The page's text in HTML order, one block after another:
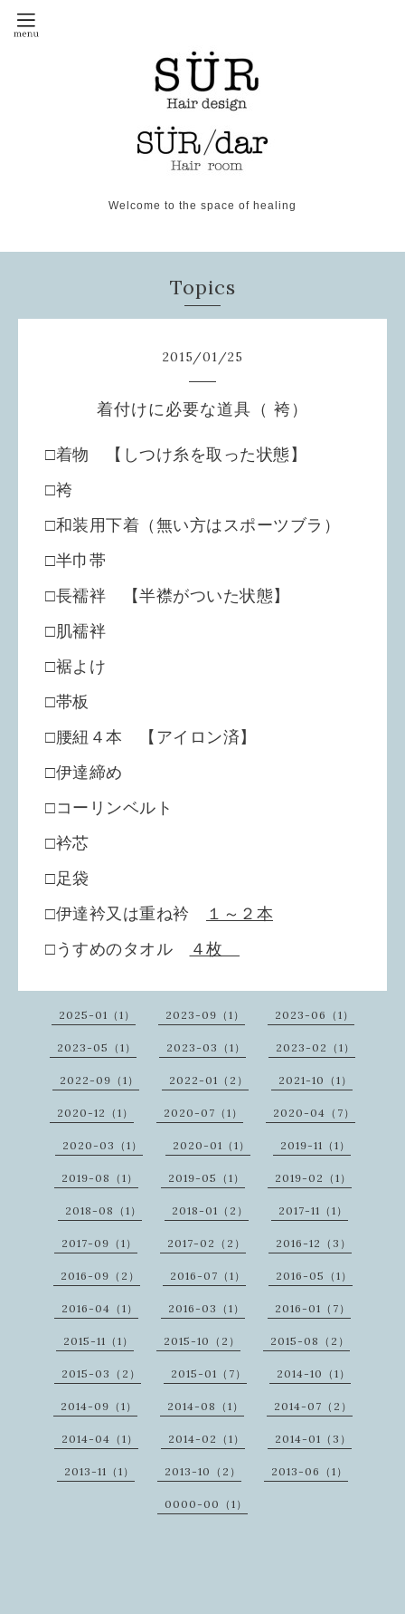
Welcome to the space of healing
Topics
2015/01/25
着付けに必要な道具（ 袴）
□着物 【しつけ糸を取った状態】
□袴
□和装用下着（無い方はスポーツブラ）
□半巾帯
□長襦袢 【半襟がついた状態】
□肌襦袢
□裾よけ
□帯板
□腰紐４本 【アイロン済】
□伊達締め
□コーリンベルト
□衿芯
□足袋
□伊達衿又は重ね衿
１～２本
□うすめのタオル
４枚
2025-01（1） 2023-09（1） 2023-06（1）
2023-05（1） 2023-03（1） 2023-02（1）
2022-09（1） 2022-01（2） 2021-10（1）
2020-12（1） 2020-07（1） 2020-04（7）
2020-03（1） 2020-01（1） 2019-11（1）
2019-08（1） 2019-05（1） 2019-02（1）
2018-08（1） 2018-01（2） 2017-11（1）
2017-09（1） 2017-02（2） 2016-12（3）
2016-09（2） 2016-07（1） 2016-05（1）
2016-04（1） 2016-03（1） 2016-01（7）
2015-11（1） 2015-10（2） 2015-08（2）
2015-03（2） 2015-01（7） 2014-10（1）
2014-09（1） 2014-08（1） 2014-07（2）
2014-04（1） 2014-02（1） 2014-01（3）
2013-11（1） 2013-10（2） 2013-06（1）
0000-00（1）